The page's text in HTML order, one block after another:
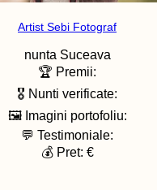
Artist Sebi Fotograf
nunta Suceava
🏆 Premii:
🎖️ Nunti verificate:
🖼️ Imagini portofoliu:
💬 Testimoniale:
💰 Pret: €